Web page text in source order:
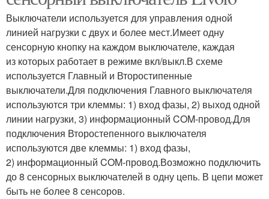
Выключатели используется для управления одной
линией нагрузки с двух и более мест.Имеет одну
сенсорную кнопку на каждом выключателе, каждая
из которых работает в режиме вкл/выкл.В схеме
используется Главный и Второстипенные
выключатели.Для подключения Главного выключателя
используются три клеммы: 1) вход фазы, 2) выход одной
линии нагрузки, 3) информационный COM-провод.Для
подключения Второстепенного выключателя
используются две клеммы: 1) вход фазы,
2) информационный COM-провод.Возможно подключить
до 8 сенсорных выключателей в одну цепь. В цепи может
быть не более 8 сенсоров.